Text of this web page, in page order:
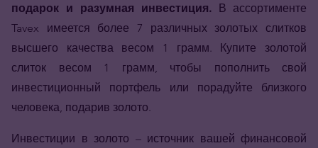
подарок и разумная инвестиция. В ассортименте
Tavex имеется более 7 различных золотых слитков
высшего качества весом 1 грамм. Купите золотой
слиток весом 1 грамм, чтобы пополнить свой
инвестиционный портфель или порадуйте близкого
человека, подарив золото.
Инвестиции в золото – источник вашей финансовой